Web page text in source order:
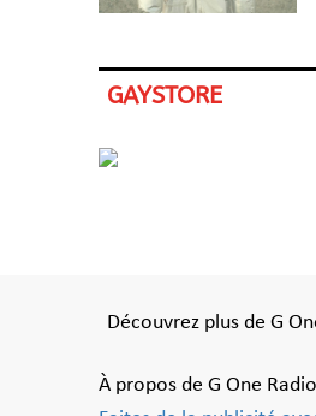
GAYSTORE
Découvrez plus de G
À propos de G One Radio